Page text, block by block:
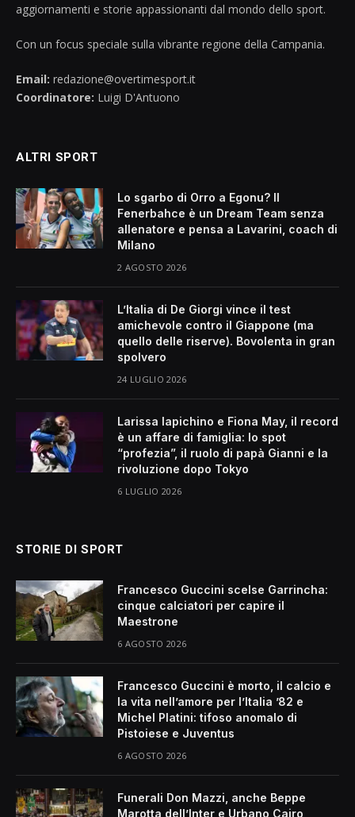
aggiornamenti e storie appassionanti dal mondo dello sport.
Con un focus speciale sulla vibrante regione della Campania.
Email: redazione@overtimesport.it
Coordinatore: Luigi D'Antuono
ALTRI SPORT
Lo sgarbo di Orro a Egonu? Il
Fenerbahce è un Dream Team senza
allenatore e pensa a Lavarini, coach di
Milano
2 AGOSTO 2026
L’Italia di De Giorgi vince il test
amichevole contro il Giappone (ma
quello delle riserve). Bovolenta in gran
spolvero
24 LUGLIO 2026
Larissa Iapichino e Fiona May, il record
è un affare di famiglia: lo spot
“profezia”, il ruolo di papà Gianni e la
rivoluzione dopo Tokyo
6 LUGLIO 2026
STORIE DI SPORT
Francesco Guccini scelse Garrincha:
cinque calciatori per capire il
Maestrone
6 AGOSTO 2026
Francesco Guccini è morto, il calcio e
la vita nell’amore per l’Italia ’82 e
Michel Platini: tifoso anomalo di
Pistoiese e Juventus
6 AGOSTO 2026
Funerali Don Mazzi, anche Beppe
Marotta dell’Inter e Urbano Cairo